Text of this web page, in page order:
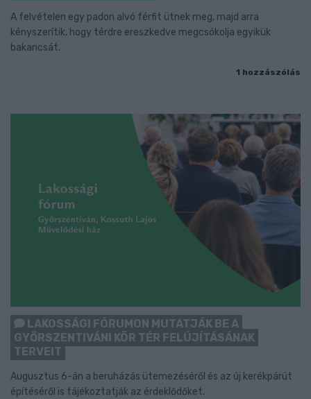
A felvételen egy padon alvó férfit ütnek meg, majd arra
kényszerítik, hogy térdre ereszkedve megcsókolja egyikük
bakancsát.
1 hozzászólás
LAKOSSÁGI FÓRUMON MUTATJÁK BE A
GYŐRSZENTIVÁNI KÖR TÉR FELÚJÍTÁSÁNAK
TERVEIT
Augusztus 6-án a beruházás ütemezéséről és az új kerékpárút
építéséről is tájékoztatják az érdeklődőket.